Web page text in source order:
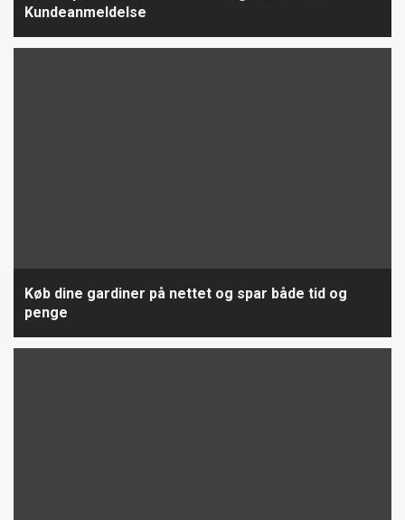
Kundeanmeldelse
Køb dine gardiner på nettet og spar både tid og
penge